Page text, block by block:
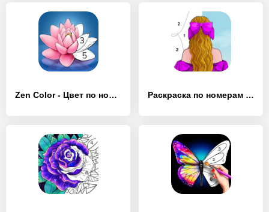
Zen Color - Цвет по номеру - [Взлом/МОД Много денег] Раскраска по номерам Hey Color - [Взлом/МОД Unlocked]